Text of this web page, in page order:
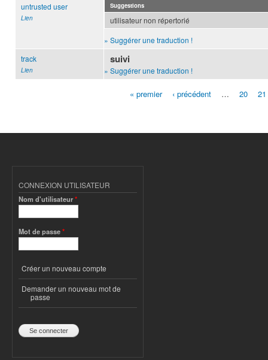
untrusted user
Lien
Suggestions
utilisateur non répertorié
» Suggérer une traduction !
track
Lien
suivi
» Suggérer une traduction !
« premier ‹ précédent … 20 21
CONNEXION UTILISATEUR
Nom d'utilisateur*
Mot de passe*
Créer un nouveau compte
Demander un nouveau mot de
passe